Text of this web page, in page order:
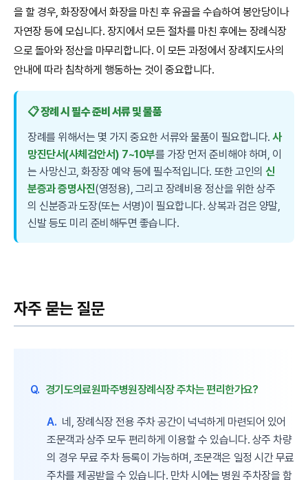
을 할 경우, 화장장에서 화장을 마친 후 유골을 수습하여 봉안당이나
자연장 등에 모십니다. 장지에서 모든 절차를 마친 후에는 장례식장
으로 돌아와 정산을 마무리합니다. 이 모든 과정에서 장례지도사의
안내에 따라 침착하게 행동하는 것이 중요합니다.
📋 장례 시 필수 준비 서류 및 물품
장례를 위해서는 몇 가지 중요한 서류와 물품이 필요합니다.사
망진단서(사체검안서) 7~10부를 가장 먼저 준비해야 하며, 이
는 사망신고, 화장장 예약 등에 필수적입니다. 또한 고인의 신
분증과 증명사진(영정용), 그리고 장례비용 정산을 위한 상주
의 신분증과 도장(또는 서명)이 필요합니다. 상복과 검은 양말,
신발 등도 미리 준비해두면 좋습니다.
자주 묻는 질문
Q. 경기도의료원파주병원장례식장 주차는 편리한가요?
A. 네, 장례식장 전용 주차 공간이 넉넉하게 마련되어 있어
조문객과 상주 모두 편리하게 이용할 수 있습니다. 상주 차량
의 경우 무료 주차 등록이 가능하며, 조문객은 일정 시간 무료
주차를 제공받을 수 있습니다. 만차 시에는 병원 주차장을 함